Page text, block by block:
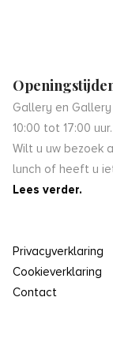
Gallery en
10:00 tot 17:00 uur.
Wilt u uw bezoek
lunch of heeft u
Lees verder.
Privacyverklaring
Cookieverklaring
Contact